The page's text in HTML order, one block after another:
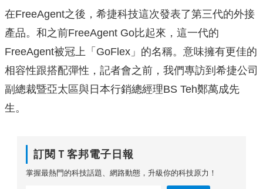
在FreeAgent之後，希捷科技這次發表了第三代的外接
產品。和之前FreeAgent Go比起來，這一代的
FreeAgent被冠上「GoFlex」的名稱。意味擁有更佳的
相容性跟搭配彈性，記者會之前，我們專訪到希捷公司
副總裁暨亞太區與日本行銷總經理BS Teh鄭萬成先
生。
訂閱Ｔ客邦電子日報
掌握最熱門的科技話題、網路動態，升級你的科技原力！